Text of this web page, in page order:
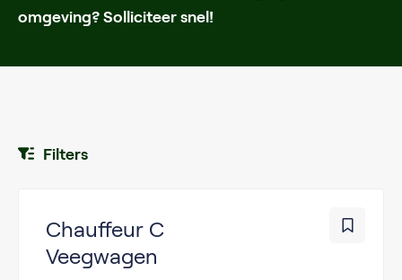
omgeving? Solliciteer snel!
Filters
Chauffeur C
Veegwagen